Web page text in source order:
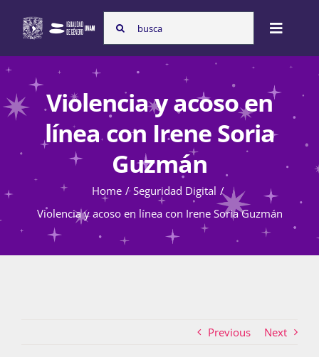
content
Search
for:
Toggle
Nosotras
Programas
Atención de la violencia de género
Violencia y acoso en
línea con Irene Soria
Guzmán
Home
Seguridad Digital
Violencia y acoso en línea con Irene Soria Guzmán
Previous Next